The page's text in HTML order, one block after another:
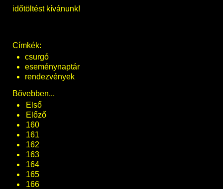
időtöltést kívánunk!
Címkék:
csurgó
eseménynaptár
rendezvények
Bővebben...
Első
Előző
160
161
162
163
164
165
166